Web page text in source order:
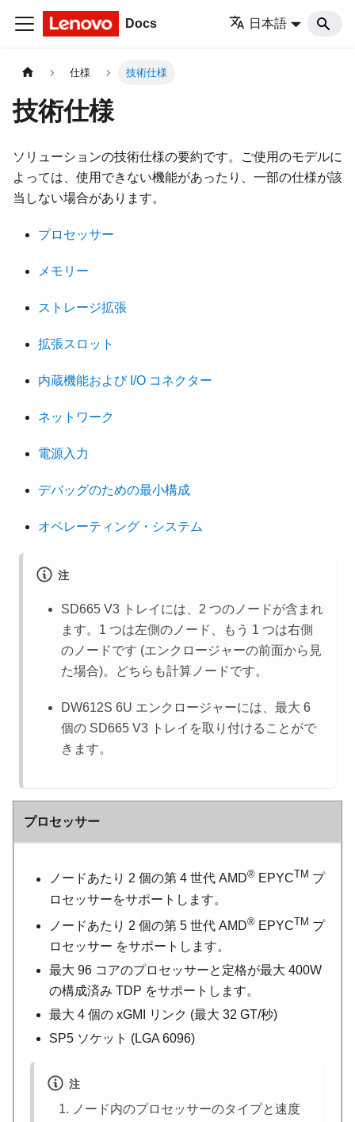
Docs 日本語
仕様 技術仕様
技術仕様
ソリューションの技術仕様の要約です。ご使用のモデルに
よっては、使用できない機能があったり、一部の仕様が該
当しない場合があります。
プロセッサー
メモリー
ストレージ拡張
拡張スロット
内蔵機能および I/O コネクター
ネットワーク
電源入力
デバッグのための最小構成
オペレーティング・システム
注
SD665 V3 トレイには、2 つのノードが含まれ
ます。1 つは左側のノード、もう 1 つは右側
のノードです (エンクロージャーの前面から見
た場合)。どちらも計算ノードです。
DW612S 6U エンクロージャーには、最大 6
個の SD665 V3 トレイを取り付けることがで
きます。
プロセッサー
ノードあたり 2 個の第 4 世代 AMD® EPYCTM プ
ロセッサーをサポートします。
ノードあたり 2 個の第 5 世代 AMD® EPYCTM プ
ロセッサー をサポートします。
最大 96 コアのプロセッサーと定格が最大 400W
の構成済み TDP をサポートします。
最大 4 個の xGMI リンク (最大 32 GT/秒)
SP5 ソケット (LGA 6096)
注
ノード内のプロセッサーのタイプと速度